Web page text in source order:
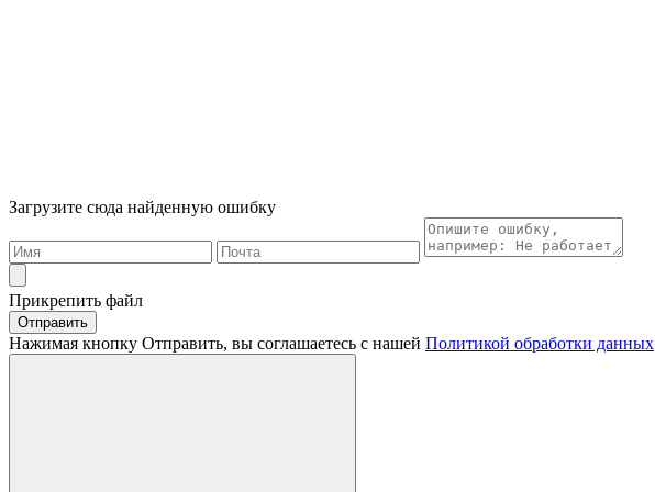
Загрузите сюда найденную ошибку
Прикрепить файл
Отправить
Нажимая кнопку Отправить, вы соглашаетесь с нашей Политикой обработки данных